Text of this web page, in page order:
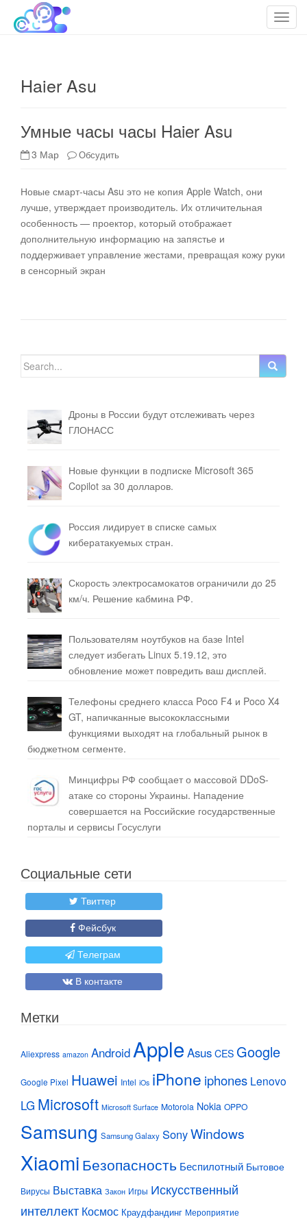
T
n
Облако технологий
cloudteh.ru
Haier Asu
Умные часы часы Haier Asu
3 Мар Обсудить
Новые смарт-часы Asu это не копия Apple Watch, они
лучше, утверждает производитель. Их отличительная
особенность — проектор, который отображает
дополнительную информацию на запястье и
поддерживает управление жестами, превращая кожу руки
в сенсорный экран
Search for:
Дроны в России будут отслеживать через
ГЛОНАСС
Новые функции в подписке Microsoft 365
Copilot за 30 долларов.
Россия лидирует в списке самых
кибератакуемых стран.
Скорость электросамокатов ограничили до 25
км/ч. Решение кабмина РФ.
Пользователям ноутбуков на базе Intel
следует избегать Linux 5.19.12, это
обновление может повредить ваш дисплей.
Телефоны среднего класса Poco F4 и Poco X4
GT, напичканные высококлассными
функциями выходят на глобальный рынок в
бюджетном сегменте.
Минцифры РФ сообщает о массовой DDoS-
атаке со стороны Украины. Нападение
совершается на Российские государственные
порталы и сервисы Госуслуги
Социальные сети
Твиттер
Фейсбук
Телеграм
В контакте
Метки
Aliexpress amazon Android Apple Asus CES Google
Google Pixel Huawei Intel iOs iPhone iphones Lenovo
LG Microsoft Microsoft Surface Motorola Nokia OPPO
Samsung Samsung Galaxy SonyWindows
Xiaomi Безопасность Беспилотный Бытовое
Вирусы Выставка Закон Игры Искусственный
интеллект Космос Краудфандинг Мероприятие